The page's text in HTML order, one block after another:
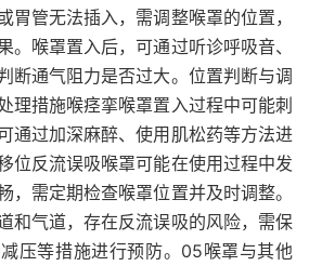
胃管无法插入，需调整喉罩的位置，
。喉罩置入后，可通过听诊呼吸音、
断通气阻力是否过大。位置判断与调
理措施喉痉挛喉罩置入过程中可能刺
通过加深麻醉、使用肌松药等方法进
位反流误吸喉罩可能在使用过程中发
，需定期检查喉罩位置并及时调整。
和气道，存在反流误吸的风险，需保
压等措施进行预防。05喉罩与其他